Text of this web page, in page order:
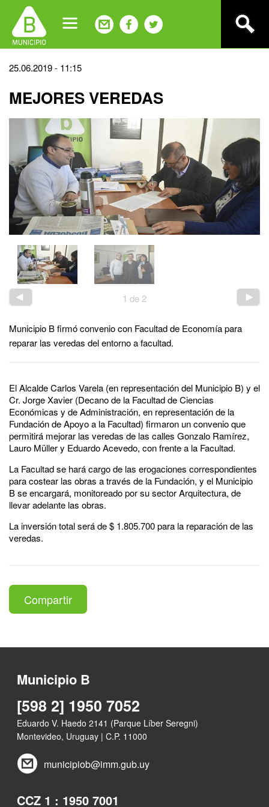
navigation
Back
top
25.06.2019 - 11:15
MEJORES VEREDAS
1 de 2
Municipio B firmó convenio con Facultad de Economía para
reparar las veredas del entorno a facultad.
El Alcalde Carlos Varela (en representación del Municipio B) y el
Cr. Jorge Xavier (Decano de la Facultad de Ciencias
Económicas y de Administración, en representación de la
Fundación de Apoyo a la Facultad) firmaron un convenio que
permitirá mejorar las veredas de las calles Gonzalo Ramírez,
Lauro Müller y Eduardo Acevedo, con frente a la Facultad.
La Facultad se hará cargo de las erogaciones correspondientes
para costear las obras a través de la Fundación, y el Municipio
B se encargará, monitoreado por su sector Arquitectura, de
llevar adelante las obras.
La inversión total será de $ 1.805.700 para la reparación de las
veredas.
Compartir
Municipio B
[598 2] 1950 7052
Eduardo V. Haedo 2141 (Parque Líber Seregni)
Montevideo, Uruguay | C.P. 11000
municipiob@imm.gub.uy
CCZ 1 : 1950 7001